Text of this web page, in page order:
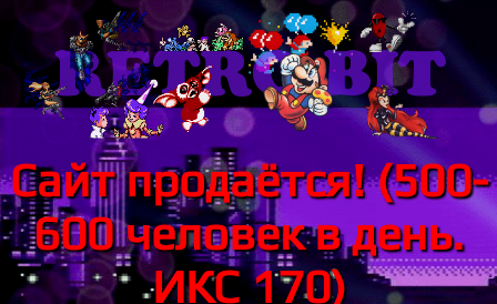
Сайт продаётся! (500-
600 человек в день.
ИКС 170)